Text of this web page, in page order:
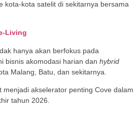
kota-kota satelit di sekitarnya bersama
Living
hanya akan berfokus pada
bisnis akomodasi harian dan hybrid
Malang, Batu, dan sekitarnya.
akselerator penting Cove dalam
tahun 2026.